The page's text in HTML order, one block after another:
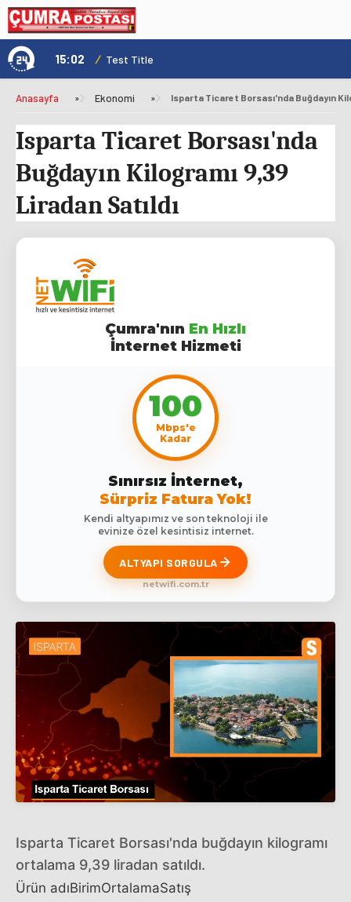
15:02 / Test Title
Anasayfa » Ekonomi » Isparta Ticaret Borsası'nda Buğdayın
Isparta Ticaret Borsası'nda
Buğdayın Kilogramı 9,39
Liradan Satıldı
Çumra'nın En Hızlı
İnternet Hizmeti
100
Mbps'e
Kadar
Sınırsız İnternet,
Sürpriz Fatura Yok!
Kendi altyapımız ve son teknoloji ile
evinize özel kesintisiz internet.
ALTYAPI SORGULA
netwifi.com.tr
Isparta Ticaret Borsası'nda buğdayın kilogramı
ortalama 9,39 liradan satıldı.
Ürün adıBirimOrtalamaSatış